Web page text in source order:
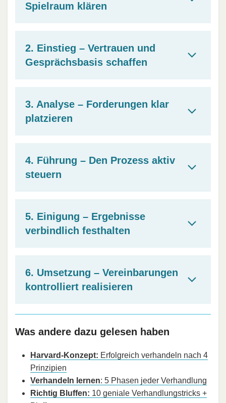
Spielraum klären
2. Einstieg – Vertrauen und
Gesprächsbasis schaffen
3. Analyse – Forderungen klar
platzieren
4. Führung – Den Prozess aktiv
steuern
5. Einigung – Ergebnisse
verbindlich festhalten
6. Umsetzung – Vereinbarungen
kontrolliert realisieren
Was andere dazu gelesen haben
Harvard-Konzept: Erfolgreich verhandeln nach 4
Prinzipien
Verhandeln lernen: 5 Phasen jeder Verhandlung
Richtig Bluffen: 10 geniale Verhandlungstricks +